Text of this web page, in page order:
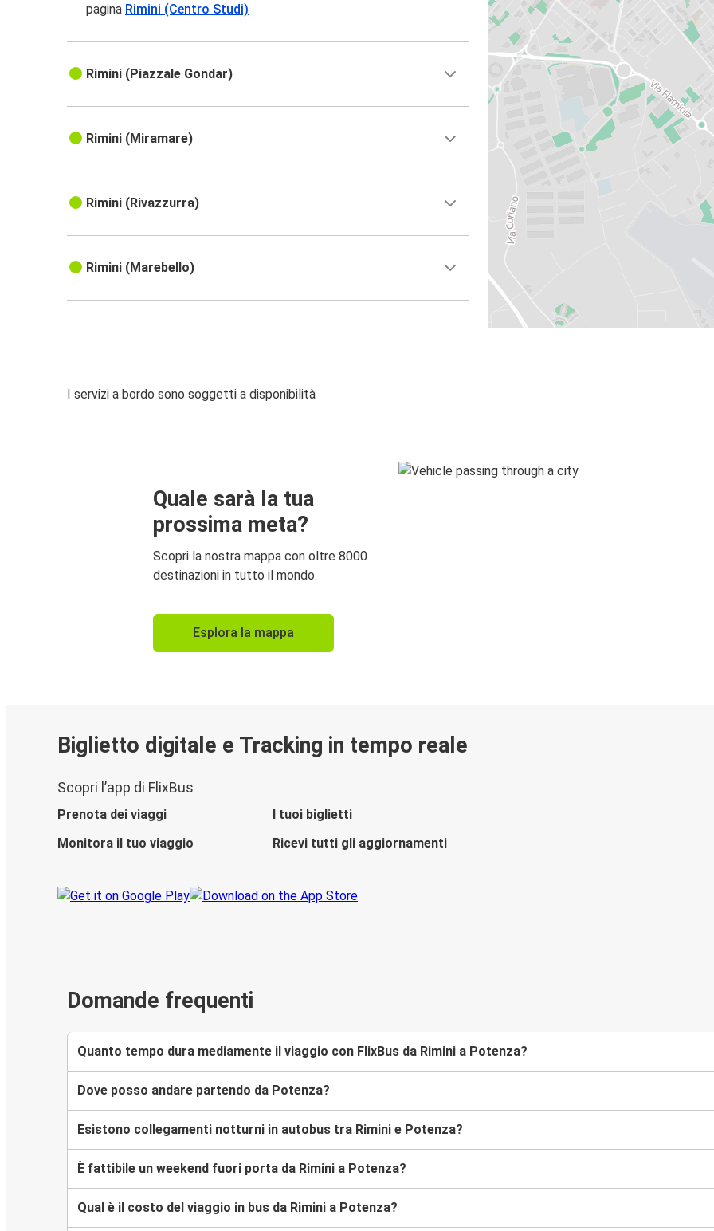
pagina Rimini (Centro Studi)
Rimini (Piazzale Gondar)
Rimini (Miramare)
Rimini (Rivazzurra)
Rimini (Marebello)
I servizi a bordo sono soggetti a disponibilità
Quale sarà la tua
prossima meta?
Scopri la nostra mappa con oltre 8000
destinazioni in tutto il mondo.
Esplora la mappa
Biglietto digitale e Tracking in tempo reale
Scopri l’app di FlixBus
Prenota dei viaggi
I tuoi biglietti
Monitora il tuo viaggio
Ricevi tutti gli aggiornamenti
Domande frequenti
Quanto tempo dura mediamente il viaggio con FlixBus da Rimini a Potenza?
Dove posso andare partendo da Potenza?
Esistono collegamenti notturni in autobus tra Rimini e Potenza?
È fattibile un weekend fuori porta da Rimini a Potenza?
Qual è il costo del viaggio in bus da Rimini a Potenza?